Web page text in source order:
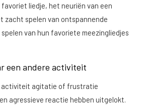
liedje, het neuriën van een
zacht spelen van ontspannende
van hun favoriete meezingliedjes
een andere activiteit
activiteit agitatie of frustratie
agressieve reactie hebben uitgelokt.